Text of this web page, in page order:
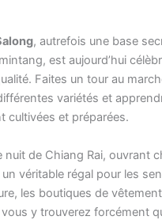
, autrefois une base
est aujourd’hui
Faites un tour au
variétés et
cultivées et préparées.
nuit de Chiang Rai, ouvrant
véritable régal pour les
les boutiques de
y trouverez forcément